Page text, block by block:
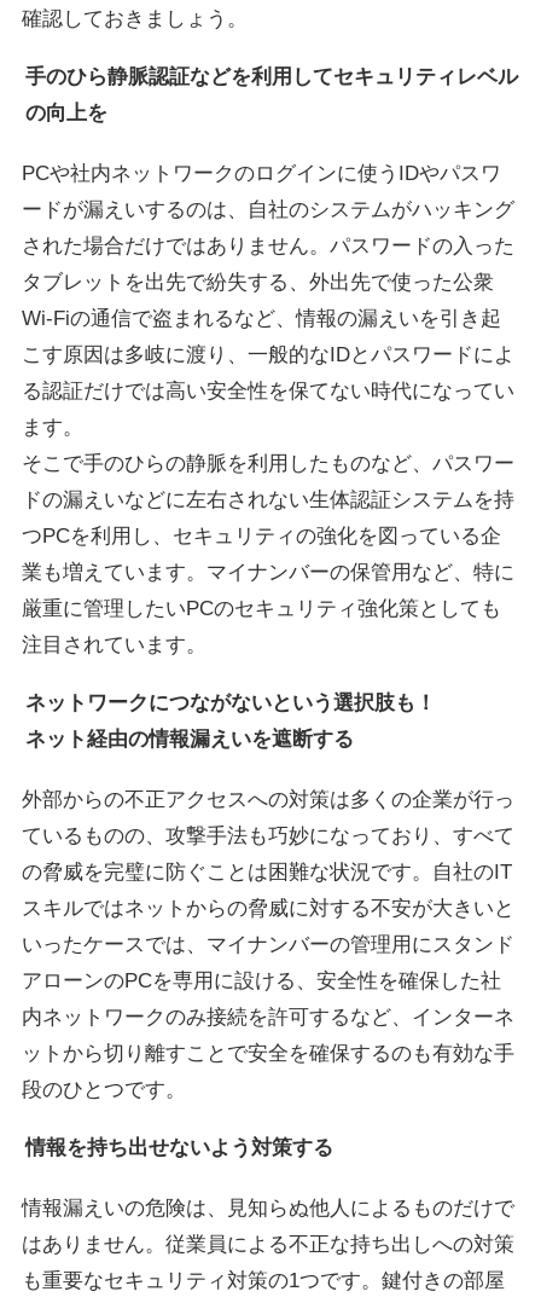
確認しておきましょう。
手のひら静脈認証などを利用してセキュリティレベル
の向上を
PCや社内ネットワークのログインに使うIDやパスワ
ードが漏えいするのは、自社のシステムがハッキング
された場合だけではありません。パスワードの入った
タブレットを出先で紛失する、外出先で使った公衆
Wi-Fiの通信で盗まれるなど、情報の漏えいを引き起
こす原因は多岐に渡り、一般的なIDとパスワードによ
る認証だけでは高い安全性を保てない時代になってい
ます。
そこで手のひらの静脈を利用したものなど、パスワー
ドの漏えいなどに左右されない生体認証システムを持
つPCを利用し、セキュリティの強化を図っている企
業も増えています。マイナンバーの保管用など、特に
厳重に管理したいPCのセキュリティ強化策としても
注目されています。
ネットワークにつながないという選択肢も！
ネット経由の情報漏えいを遮断する
外部からの不正アクセスへの対策は多くの企業が行っ
ているものの、攻撃手法も巧妙になっており、すべて
の脅威を完璧に防ぐことは困難な状況です。自社のIT
スキルではネットからの脅威に対する不安が大きいと
いったケースでは、マイナンバーの管理用にスタンド
アローンのPCを専用に設ける、安全性を確保した社
内ネットワークのみ接続を許可するなど、インターネ
ットから切り離すことで安全を確保するのも有効な手
段のひとつです。
情報を持ち出せないよう対策する
情報漏えいの危険は、見知らぬ他人によるものだけで
はありません。従業員による不正な持ち出しへの対策
も重要なセキュリティ対策の1つです。鍵付きの部屋